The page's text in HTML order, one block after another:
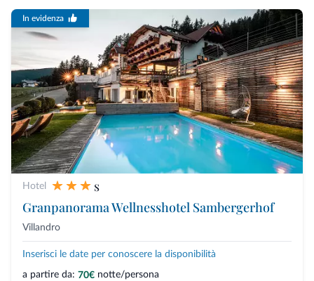
In evidenza
Hotel
s
Granpanorama Wellnesshotel Sambergerhof
Villandro
Inserisci le date per conoscere la disponibilità
a partire da: 70€ notte/persona